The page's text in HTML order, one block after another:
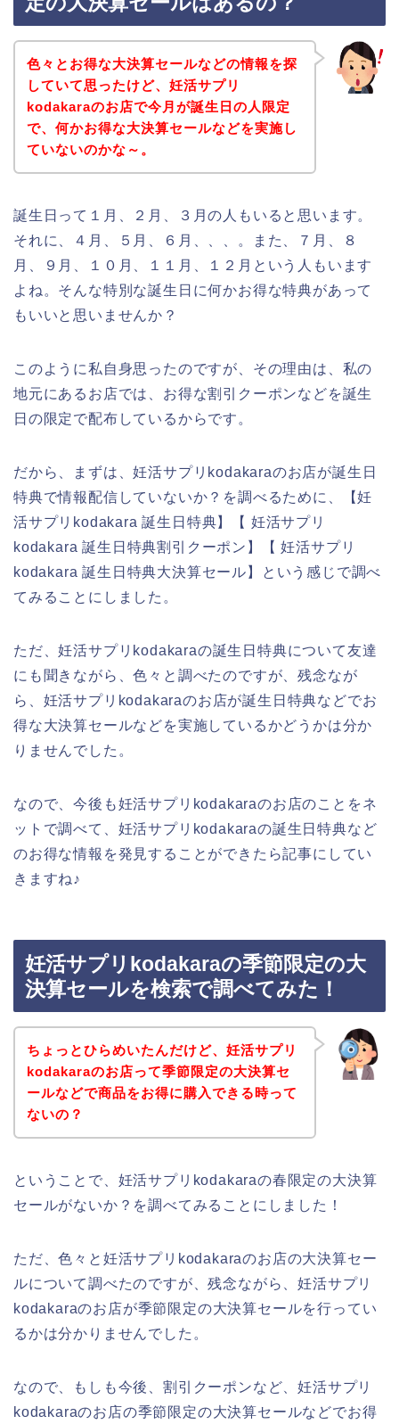
色々とお得な大決算セールなどの情報を探
していて思ったけど、妊活サプリ
kodakaraのお店で今月が誕生日の人限定
で、何かお得な大決算セールなどを実施し
ていないのかな～。
誕生日って１月、２月、３月の人もいると思います。
それに、４月、５月、６月、、、。また、７月、８
月、９月、１０月、１１月、１２月という人もいます
よね。そんな特別な誕生日に何かお得な特典があって
もいいと思いませんか？
このように私自身思ったのですが、その理由は、私の
地元にあるお店では、お得な割引クーポンなどを誕生
日の限定で配布しているからです。
だから、まずは、妊活サプリkodakaraのお店が誕生日
特典で情報配信していないか？を調べるために、【妊
活サプリkodakara 誕生日特典】【 妊活サプリ
kodakara 誕生日特典割引クーポン】【 妊活サプリ
kodakara 誕生日特典大決算セール】という感じで調べ
てみることにしました。
ただ、妊活サプリkodakaraの誕生日特典について友達
にも聞きながら、色々と調べたのですが、残念なが
ら、妊活サプリkodakaraのお店が誕生日特典などでお
得な大決算セールなどを実施しているかどうかは分か
りませんでした。
なので、今後も妊活サプリkodakaraのお店のことをネ
ットで調べて、妊活サプリkodakaraの誕生日特典など
のお得な情報を発見することができたら記事にしてい
きますね♪
妊活サプリkodakaraの季節限定の大
決算セールを検索で調べてみた！
ちょっとひらめいたんだけど、妊活サプリ
kodakaraのお店って季節限定の大決算セ
ールなどで商品をお得に購入できる時って
ないの？
ということで、妊活サプリkodakaraの春限定の大決算
セールがないか？を調べてみることにしました！
ただ、色々と妊活サプリkodakaraのお店の大決算セー
ルについて調べたのですが、残念ながら、妊活サプリ
kodakaraのお店が季節限定の大決算セールを行ってい
るかは分かりませんでした。
なので、もしも今後、割引クーポンなど、妊活サプリ
kodakaraのお店の季節限定の大決算セールなどでお得